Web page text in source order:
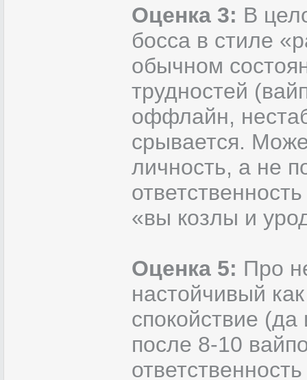
Оценка 3: В
босса в стиле
обычном
трудностей
оффлайн,
срывается.
личность, а не
«вы козлы и
Оценка 5: Про
настойчивый
спокойствие
после 8-10